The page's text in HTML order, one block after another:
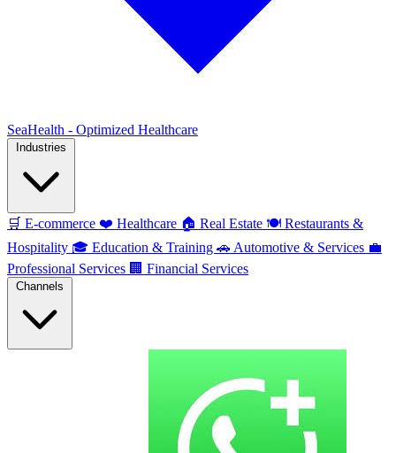
SeaHealth - Optimized Healthcare
🛒 E-commerce ❤️ Healthcare 🏠 Real Estate 🍽️ Restaurants &
Hospitality 🎓 Education & Training 🚗 Automotive & Services 💼
Professional Services 🏢 Financial Services